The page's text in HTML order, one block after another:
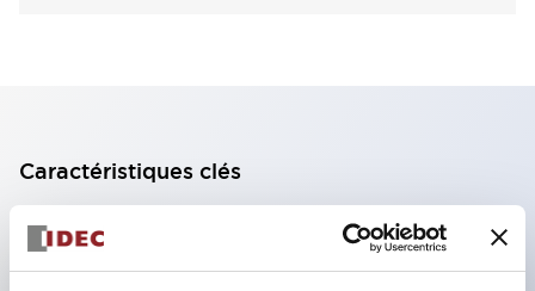
Caractéristiques clés
Bloc de contact à 2 étages avec 2 contacts,
permettant une configuration à 4 contacts